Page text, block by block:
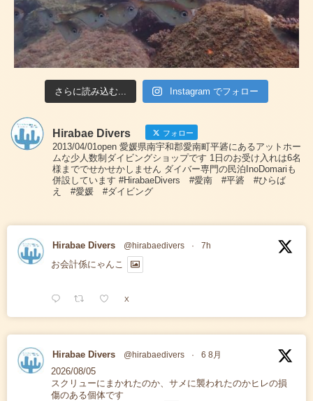
さらに読み込む... Instagram でフォロー
Hirabae Divers フォロー
2013/04/01open 愛媛県南宇和郡愛南町平碆にあるアットホー
ムな少人数制ダイビングショップです 1日のお受け入れは6名
様まででせかせかしません ダイバー専門の民泊InoDomariも
併設しています #HirabaeDivers #愛南 #平碆 #ひらば
え #愛媛 #ダイビング
Hirabae Divers @hirabaedivers · 7h
お会計係にゃんこ
X
Hirabae Divers @hirabaedivers · 6 8月
2026/08/05
スクリューにまかれたのか、サメに襲われたのかヒレの損
傷のある個体です